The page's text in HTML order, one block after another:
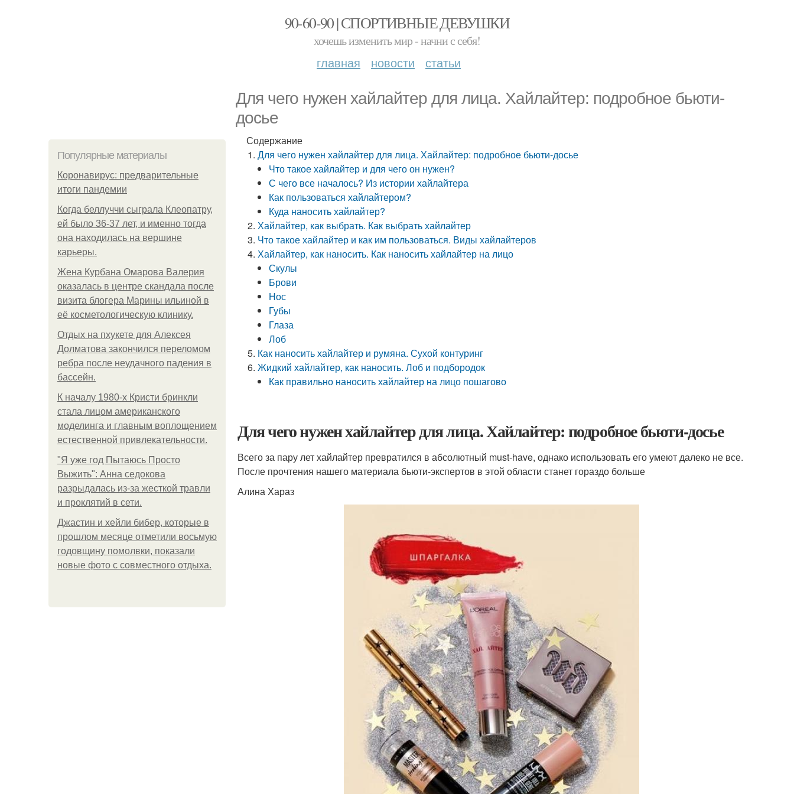
90-60-90 | СПОРТИВНЫЕ ДЕВУШКИ
хочешь изменить мир - начни с себя!
главная новости статьи
Для чего нужен хайлайтер для лица. Хайлайтер: подробное бьюти-
досье
Популярные материалы
Коронавирус: предварительные
итоги пандемии
Когда беллуччи сыграла Клеопатру,
ей было 36-37 лет, и именно тогда
она находилась на вершине
карьеры.
Жена Курбана Омарова Валерия
оказалась в центре скандала после
визита блогера Марины ильиной в
её косметологическую клинику.
Отдых на пхукете для Алексея
Долматова закончился переломом
ребра после неудачного падения в
бассейн.
К началу 1980-х Кристи бринкли
стала лицом американского
моделинга и главным воплощением
естественной привлекательности.
"Я уже год Пытаюсь Просто
Выжить": Анна седокова
разрыдалась из-за жесткой травли
и проклятий в сети.
Джастин и хейли бибер, которые в
прошлом месяце отметили восьмую
годовщину помолвки, показали
новые фото с совместного отдыха.
Содержание
Для чего нужен хайлайтер для лица. Хайлайтер: подробное бьюти-досье
Что такое хайлайтер и для чего он нужен?
С чего все началось? Из истории хайлайтера
Как пользоваться хайлайтером?
Куда наносить хайлайтер?
Хайлайтер, как выбрать. Как выбрать хайлайтер
Что такое хайлайтер и как им пользоваться. Виды хайлайтеров
Хайлайтер, как наносить. Как наносить хайлайтер на лицо
Скулы
Брови
Нос
Губы
Глаза
Лоб
Как наносить хайлайтер и румяна. Сухой контуринг
Жидкий хайлайтер, как наносить. Лоб и подбородок
Как правильно наносить хайлайтер на лицо пошагово
Для чего нужен хайлайтер для лица. Хайлайтер: подробное бьюти-досье
Всего за пару лет хайлайтер превратился в абсолютный must-have, однако использовать его умеют далеко не все.
После прочтения нашего материала бьюти-экспертов в этой области станет гораздо больше
Алина Хараз